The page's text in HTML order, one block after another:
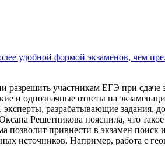
удобной формой экзаменов, чем
участникам ЕГЭ при сдаче
и однозначные ответы на
разрабатывающие задания,
Решетникова пояснила, что
привнести в экзамен поиск
источников. Например, работа с